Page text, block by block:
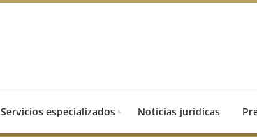
Servicios especializados Noticias jurídicas